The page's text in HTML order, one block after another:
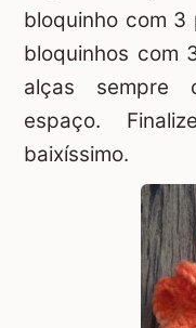
bloquinho com 3
bloquinhos com
alças sempre
espaço.
baixíssimo.